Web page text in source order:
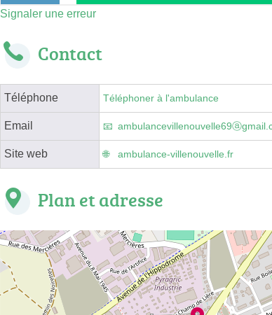
Signaler une erreur
Contact
Téléphone Téléphoner à l'ambulance
Email
Site web ambulance-villenouvelle.fr
Plan et adresse